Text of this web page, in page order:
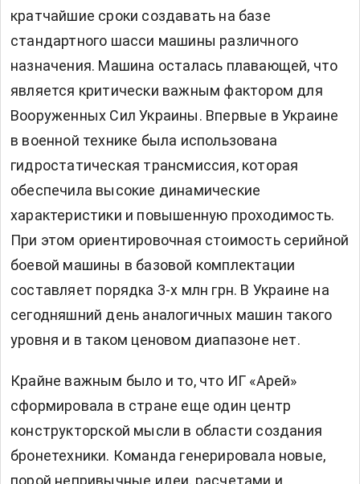
кратчайшие сроки создавать на базе
стандартного шасси машины различного
назначения. Машина осталась плавающей, что
является критически важным фактором для
Вооруженных Сил Украины. Впервые в Украине
в военной технике была использована
гидростатическая трансмиссия, которая
обеспечила высокие динамические
характеристики и повышенную проходимость.
При этом ориентировочная стоимость серийной
боевой машины в базовой комплектации
составляет порядка 3-х млн грн. В Украине на
сегодняшний день аналогичных машин такого
уровня и в таком ценовом диапазоне нет.
Крайне важным было и то, что ИГ «Арей»
сформировала в стране еще один центр
конструкторской мысли в области создания
бронетехники. Команда генерировала новые,
порой непривычные идеи, расчетами и